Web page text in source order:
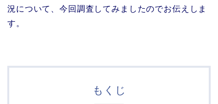
況について、今回調査してみましたのでお伝えしま
す。
もくじ